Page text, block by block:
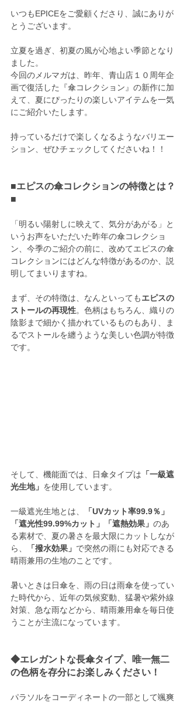
いつもEPICEをご愛顧くださり、誠にありが
とうございます。
立夏を過ぎ、初夏の風が心地よい季節となり
ました。
今回のメルマガは、昨年、青山店１０周年企
画で復活した『傘コレクション』の新作に加
えて、夏にぴったりの楽しいアイテムを一気
にご紹介いたします。
持っているだけで楽しくなるようなバリエー
ション、ぜひチェックしてくださいね！！
■エピスの傘コレクションの特徴とは？
■
「明るい陽射しに映えて、気分があがる」と
いうお声をいただいた昨年の傘コレクショ
ン、今季のご紹介の前に、改めてエピスの傘
コレクションにはどんな特徴があるのか、説
明してまいりますね。
まず、その特徴は、なんといってもエピスの
ストールの再現性。色柄はもちろん、織りの
陰影まで細かく描かれているものもあり、ま
るでストールを纏うような美しい色調が特徴
です。
そして、機能面では、日傘タイプは 「一級遮
光生地」 を使用しています。
一級遮光生地とは、
「UVカット率99.9％」
「遮光性99.99%カット」「遮熱効果」 のあ
る素材で、夏の暑さを最大限にカットしなが
ら、
「撥水効果」 で突然の雨にも対応できる
晴雨兼用の生地のことです。
暑いときは日傘を、雨の日は雨傘を使ってい
た時代から、近年の気候変動、猛暑や紫外線
対策、急な雨などから、晴雨兼用傘を毎日使
うことが主流になっています。
◆エレガントな長傘タイプ、唯一無二
の色柄を存分にお楽しみください！
パラソルをコーディネートの一部として颯爽